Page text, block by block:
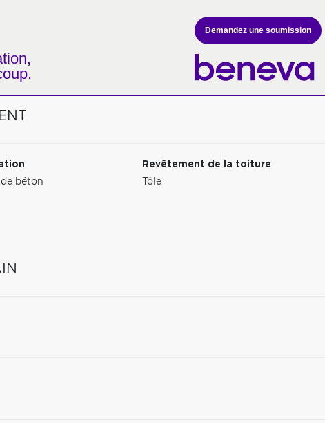
Demandez une soumission
béton
Revêtement de la toiture
Tôle